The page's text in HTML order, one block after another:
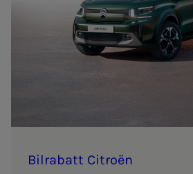
Bil­ra­­­batt Ci­troën